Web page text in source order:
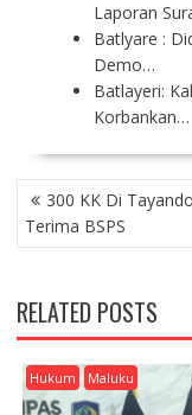
Laporan
Batlyare :
Demo…
Batlayeri:
Korbankan…
P
O
S
N
A
V
G
300 KK Di
Terima BSPS
RELATED POSTS
Hukum Maluku